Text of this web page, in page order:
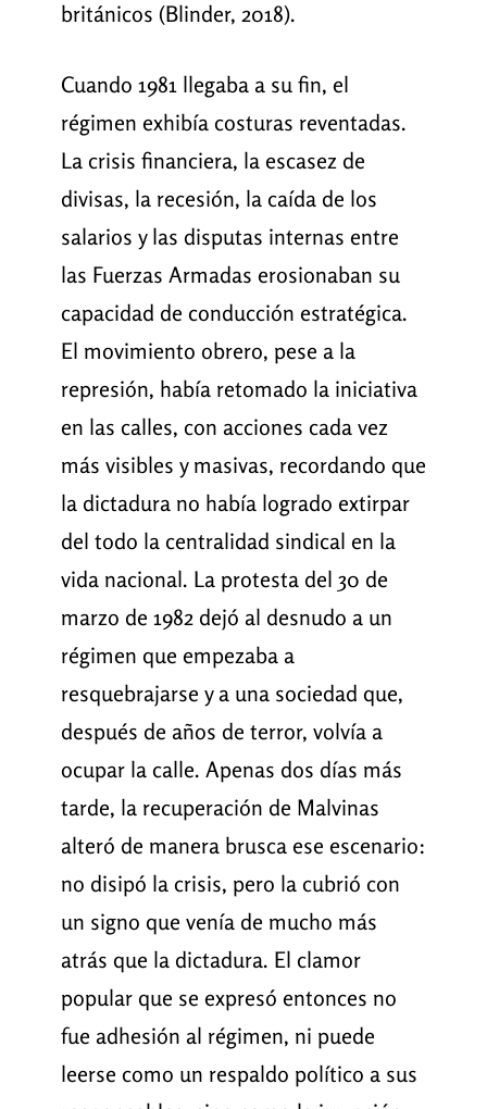
británicos (Blinder, 2018).
Cuando 1981 llegaba a su fin, el
régimen exhibía costuras reventadas.
La crisis financiera, la escasez de
divisas, la recesión, la caída de los
salarios y las disputas internas entre
las Fuerzas Armadas erosionaban su
capacidad de conducción estratégica.
El movimiento obrero, pese a la
represión, había retomado la iniciativa
en las calles, con acciones cada vez
más visibles y masivas, recordando que
la dictadura no había logrado extirpar
del todo la centralidad sindical en la
vida nacional. La protesta del 30 de
marzo de 1982 dejó al desnudo a un
régimen que empezaba a
resquebrajarse y a una sociedad que,
después de años de terror, volvía a
ocupar la calle. Apenas dos días más
tarde, la recuperación de Malvinas
alteró de manera brusca ese escenario:
no disipó la crisis, pero la cubrió con
un signo que venía de mucho más
atrás que la dictadura. El clamor
popular que se expresó entonces no
fue adhesión al régimen, ni puede
leerse como un respaldo político a sus